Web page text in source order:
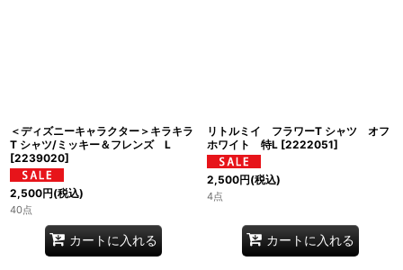
＜ディズニーキャラクター＞キラキラ
T シャツ/ミッキー＆フレンズ L
[2239020]
2,500円(税込)
40点
カートに入れる
リトルミイ フラワーT シャツ オフ
ホワイト 特L [2222051]
2,500円(税込)
4点
カートに入れる